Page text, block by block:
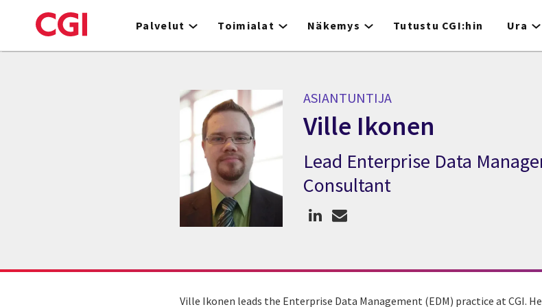
to
Palvelut Toimialat Näkemys Tutustu CGI:hin Ura
ASIANTUNTIJA
Ville Ikonen
Asiantuntija Ville Ikonen
Lead Enterprise Data
Consultant
Ville Ikonen leads the Enterprise Data Management (EDM) practice at CGI.